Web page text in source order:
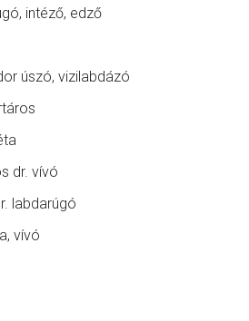
intéző, edző
úszó, vizilabdázó
dr. vívó
labdarúgó
vívó